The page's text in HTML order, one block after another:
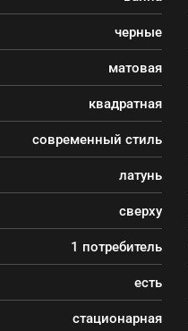
черные
матовая
квадратная
современный стиль
латунь
сверху
1 потребитель
есть
стационарная